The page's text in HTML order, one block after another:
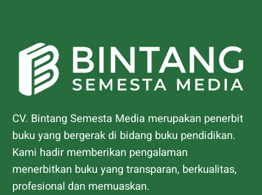
CV. Bintang Semesta Media merupakan penerbit
buku yang bergerak di bidang buku pendidikan.
Kami hadir memberikan pengalaman
menerbitkan buku yang transparan, berkualitas,
profesional dan memuaskan.